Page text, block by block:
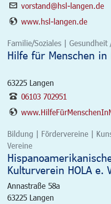
vorstand@hsl-langen.de
www.hsl-langen.de
Familie/Soziales |
Hilfe für Menschen in
63225 Langen
06103 702951
Bildung | Fördervereine |
Vereine
Kulturverein HOLA e.
Annastraße 58a
63225 Langen